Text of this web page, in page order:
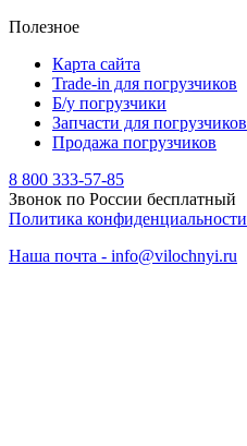
Полезное
Карта сайта
Trade-in для погрузчиков
Б/у погрузчики
Запчасти для погрузчиков
Продажа погрузчиков
8 800 333-57-85
Звонок по России бесплатный
Политика конфиденциальности
Наша почта - info@vilochnyi.ru